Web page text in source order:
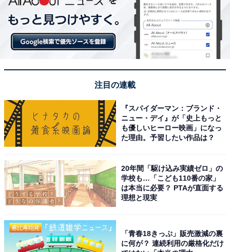
注目の連載
『スパイダーマン：ブランド・
ニュー・デイ』が「史上もっと
も優しいヒーロー映画」になっ
た理由。予習したい作品は？
20年間「駆け込み実績ゼロ」の
学校も…「こども110番の家」
は本当に必要？ PTAが直面する
理想と現実
「青春18きっぷ」販売激減の裏
に何が？ 連続利用の厳格化だけ